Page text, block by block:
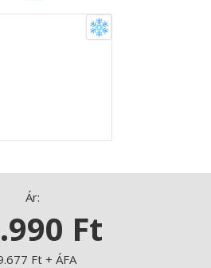
Ár:
Ft
Ft + ÁFA